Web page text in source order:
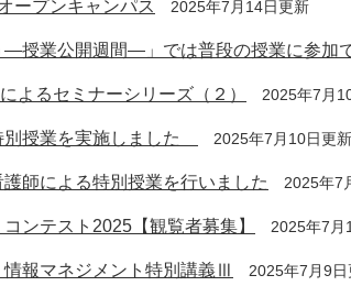
プンキャンパス 2025年7月14日更新
―授業公開週間―」では普段の授業に参加
よるセミナーシリーズ（２） 2025年7月
別授業を実施しました 2025年7月10日更新
師による特別授業を行いました 2025年7
ンテスト2025【観覧者募集】 2025年7月
情報マネジメント特別講義Ⅲ 2025年7月9日